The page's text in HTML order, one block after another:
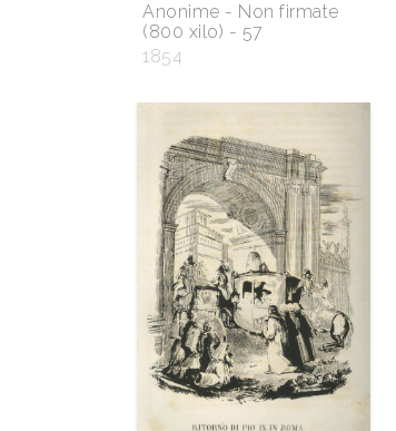
Anonime - Non firmate
(800 xilo) - 57
1854